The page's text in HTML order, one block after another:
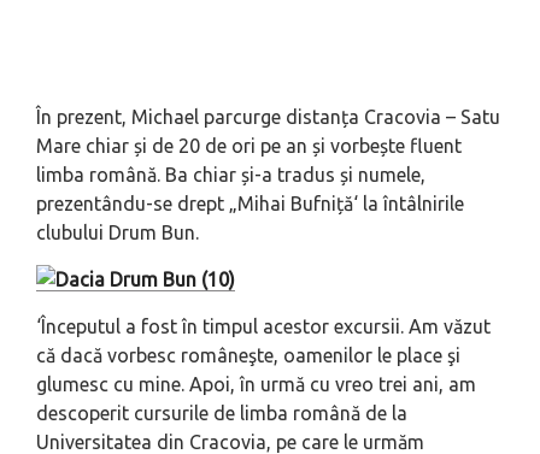
În prezent, Michael parcurge distanța Cracovia – Satu
Mare chiar și de 20 de ori pe an și vorbește fluent
limba română. Ba chiar și-a tradus și numele,
prezentându-se drept „Mihai Bufniță‘ la întâlnirile
clubului Drum Bun.
‘Începutul a fost în timpul acestor excursii. Am văzut
că dacă vorbesc româneşte, oamenilor le place şi
glumesc cu mine. Apoi, în urmă cu vreo trei ani, am
descoperit cursurile de limba română de la
Universitatea din Cracovia, pe care le urmăm